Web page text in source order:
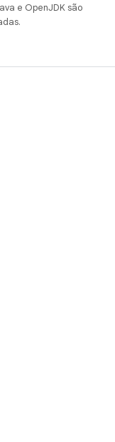
e OpenJDK são